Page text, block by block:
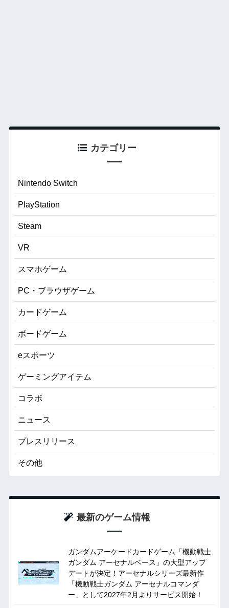
カテゴリー
Nintendo Switch
PlayStation
Steam
VR
スマホゲーム
PC・ブラウザゲーム
カードゲーム
ボードゲーム
eスポーツ
ゲーミングアイテム
コラボ
ニュース
プレスリリース
その他
最新のゲーム情報
ガンダムアーケードカードゲーム「機動戦士
ガンダム アーセナルベース」の大型アップ
デートが決定！アーセナルシリーズ最新作
「機動戦士ガンダム アーセナルコマンダ
ー」として2027年2月よりサービス開始！